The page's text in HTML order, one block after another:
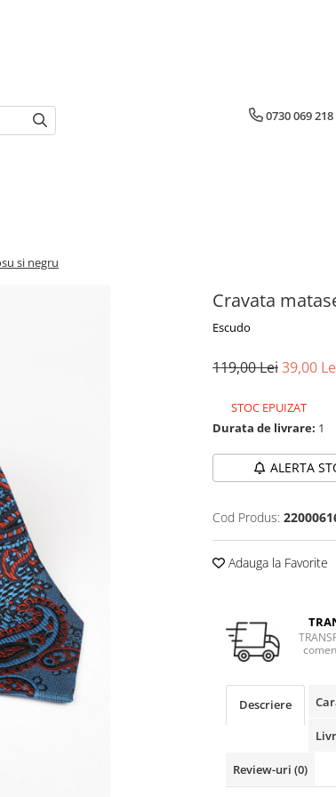
0730 069 218
si negru
Cravata
Escudo
119,00 Lei39,00
STOC EPUIZAT
Durata de livrare: 1
ALERTA
Cod Produs:
Adauga la Favorite
Descriere
Review-uri (0)